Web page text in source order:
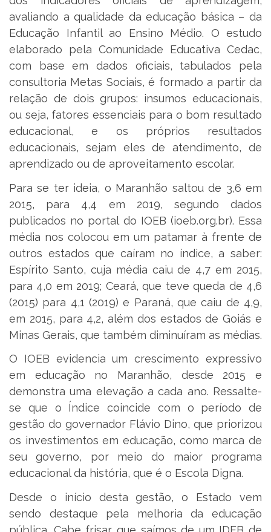
avaliando a qualidade da educação básica – da
Educação Infantil ao Ensino Médio. O estudo
elaborado pela Comunidade Educativa Cedac,
com base em dados oficiais, tabulados pela
consultoria Metas Sociais, é formado a partir da
relação de dois grupos: insumos educacionais,
ou seja, fatores essenciais para o bom resultado
educacional, e os próprios resultados
educacionais, sejam eles de atendimento, de
aprendizado ou de aproveitamento escolar.
Para se ter ideia, o Maranhão saltou de 3,6 em
2015, para 4,4 em 2019, segundo dados
publicados no portal do IOEB (ioeb.org.br). Essa
média nos colocou em um patamar à frente de
outros estados que caíram no índice, a saber:
Espírito Santo, cuja média caiu de 4,7 em 2015,
para 4,0 em 2019; Ceará, que teve queda de 4,6
(2015) para 4,1 (2019) e Paraná, que caiu de 4,9,
em 2015, para 4,2, além dos estados de Goiás e
Minas Gerais, que também diminuíram as médias.
O IOEB evidencia um crescimento expressivo
em educação no Maranhão, desde 2015 e
demonstra uma elevação a cada ano. Ressalte-
se que o Índice coincide com o período de
gestão do governador Flávio Dino, que priorizou
os investimentos em educação, como marca de
seu governo, por meio do maior programa
educacional da história, que é o Escola Digna.
Desde o início desta gestão, o Estado vem
sendo destaque pela melhoria da educação